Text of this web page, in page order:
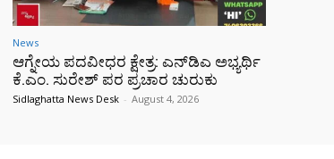
News
ಆಗ್ನೇಯ ಪದವೀಧರ ಕ್ಷೇತ್ರ: ಎನ್‌ಡಿಎ ಅಭ್ಯರ್ಥಿ
ಕೆ.ಎಂ. ಸುರೇಶ್ ಪರ ಪ್ರಚಾರ ಚುರುಕು
Sidlaghatta News Desk - August 4, 2026